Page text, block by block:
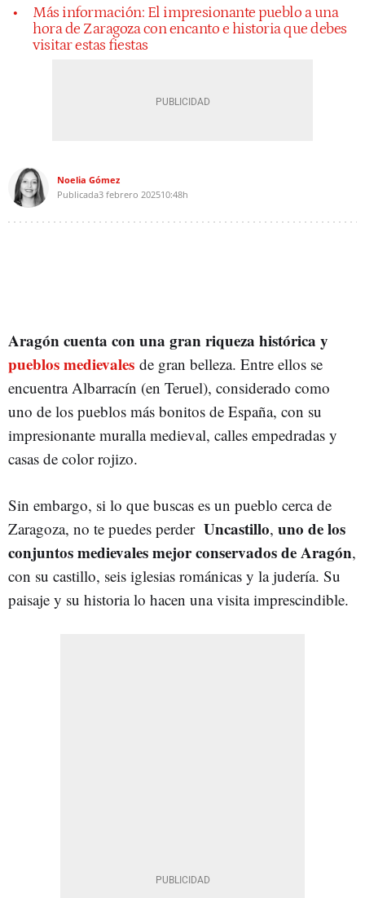
Más información: El impresionante pueblo a una
hora de Zaragoza con encanto e historia que debes
visitar estas fiestas
Noelia Gómez
Publicada3 febrero 202510:48h
Aragón cuenta con una gran riqueza histórica y
pueblos medievales de gran belleza. Entre ellos se
encuentra Albarracín (en Teruel), considerado como
uno de los pueblos más bonitos de España, con su
impresionante muralla medieval, calles empedradas y
casas de color rojizo.
Sin embargo, si lo que buscas es un pueblo cerca de
Zaragoza, no te puedes perder Uncastillo, uno de los
conjuntos medievales mejor conservados de Aragón,
con su castillo, seis iglesias románicas y la judería. Su
paisaje y su historia lo hacen una visita imprescindible.